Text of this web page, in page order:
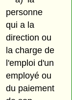
personne
qui a la
direction ou
la charge de
l'emploi d'un
employé ou
du paiement